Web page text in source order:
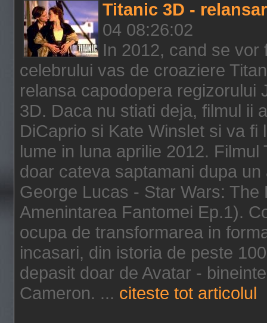
Titanic 3D -
04 08:26:02
In 2012, cand se
celebrului vas de croaziere
relansa capodopera regizorului
3D. Daca nu stiati deja, filmul ii
DiCaprio si Kate Winslet si va
lume in luna aprilie 2012.
doar cateva saptamani dupa
George Lucas - Star Wars:
Amenintarea Fantomei Ep.1).
ocupa de transformarea in
incasari, din istoria de peste
depasit doar de Avatar -
Cameron. ... citeste tot articolul